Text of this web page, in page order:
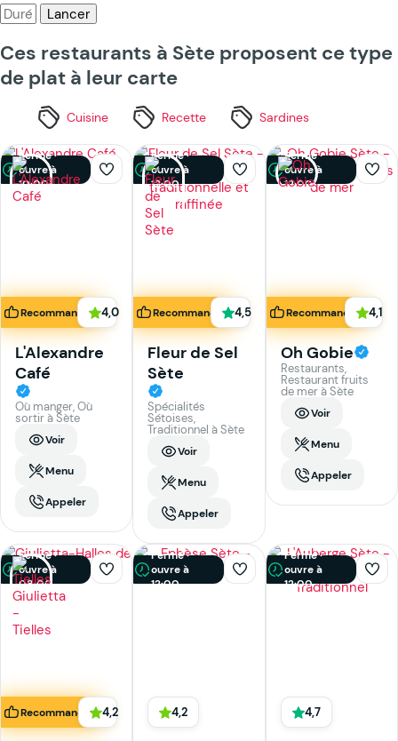
Lancer
Ces restaurants à Sète proposent ce type
de plat à leur carte
Cuisine Recette Sardines
Fermé ·
ouvre à
10:00
Recommandé 4,0
L'Alexandre
Café
Où manger, Où
sortir à Sète
Voir
Menu
Appeler
Fermé ·
ouvre à
12:00
Recommandé 4,5
Fleur de Sel
Sète
Spécialités
Sétoises,
Traditionnel à Sète
Voir
Menu
Appeler
Fermé ·
ouvre à
12:00
Recommandé 4,1
Oh Gobie
Restaurants,
Restaurant fruits
de mer à Sète
Voir
Menu
Appeler
Fermé ·
ouvre à
08:00
Recommandé 4,2
Fermé ·
ouvre à
12:00
4,2
Fermé ·
ouvre à
12:00
4,7